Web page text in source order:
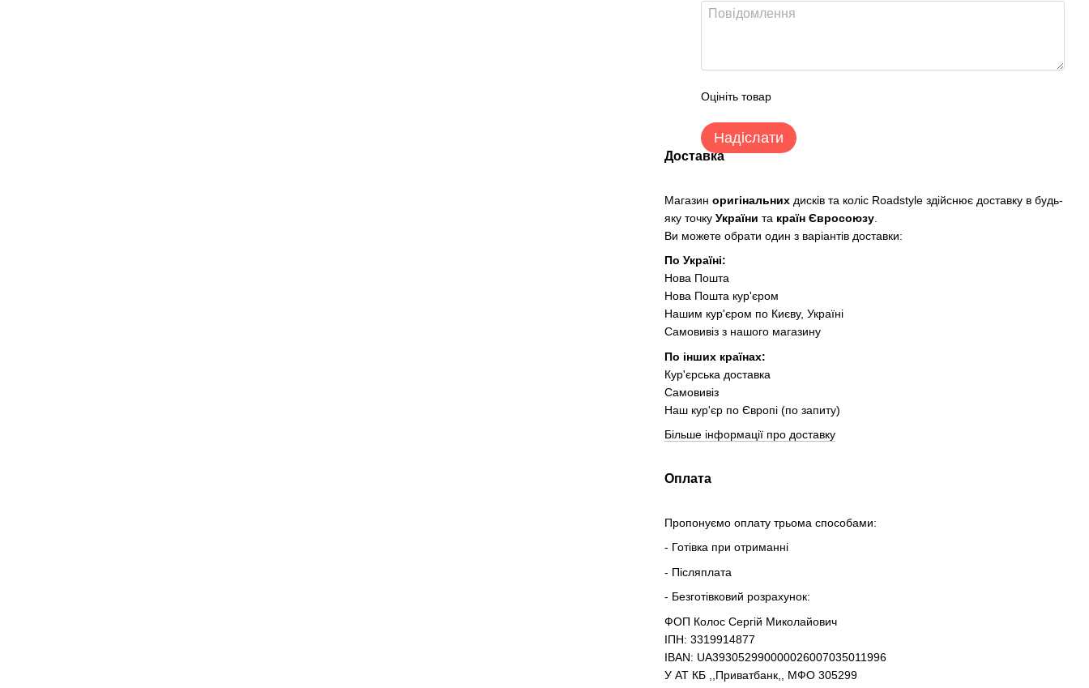
Оцініть товар
Надіслати
Доставка
Магазиноригінальних дисків та коліс Roadstyle здійснює доставку в будь-
яку точкуУкраїнита країн Євросоюзу
Ви можете обрати один з варіантів доставки:
По Україні:
Нова Пошта
Нова Пошта кур'єром
Нашим кур'єром по Києву, Україні
Самовивіз з нашого магазину
По інших країнах:
Кур'єрська доставка
Самовивіз
Наш кур'єр по Європі (по запиту)
Більше інформації про доставку
Оплата
Пропонуємо оплату трьома способами:
- Готівка при отриманні
- Післяплата
- Безготівковий розрахунок:
ФОП Колос Сергій Миколайович
ІПН: 3319914877
IBAN: UA393052990000026007035011996
У АТ КБ ,,Приватбанк,, МФО 305299